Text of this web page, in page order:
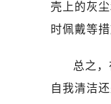
壳上的灰
时佩戴等
总之
自我清洁